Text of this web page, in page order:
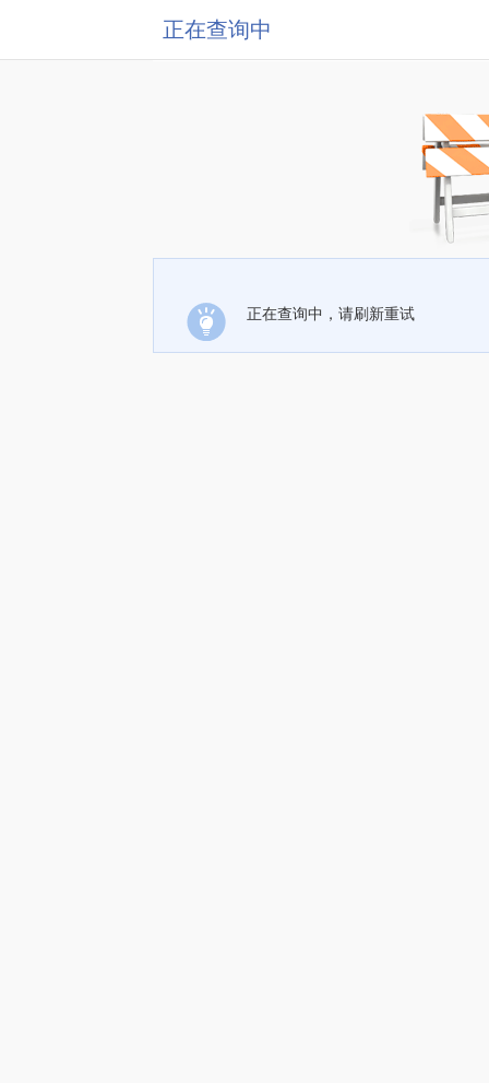
正在查询中
正在查询中，请刷新重试